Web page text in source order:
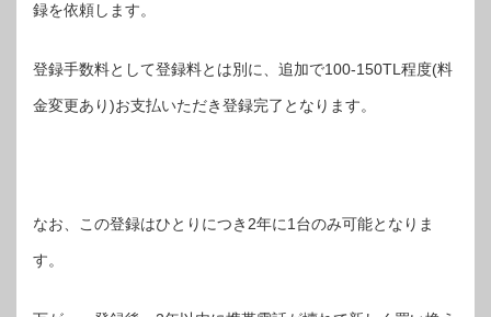
録を依頼します。
登録手数料として登録料とは別に、追加で100-150TL程度(料
金変更あり)お支払いただき登録完了となります。
なお、この登録はひとりにつき2年に1台のみ可能となりま
す。